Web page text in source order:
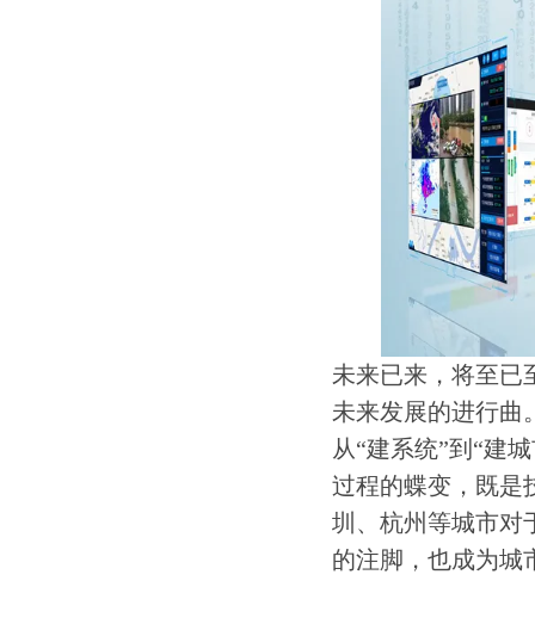
未来已来，将至已
未来发展的进行曲
从“建系统”到“建
过程的蝶变，既是
圳、杭州等城市对
的注脚，也成为城